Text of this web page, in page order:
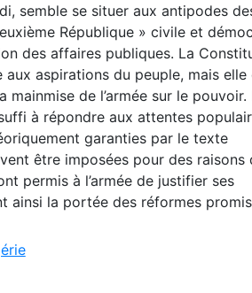
semble se situer aux antipodes
République » civile et
des affaires publiques. La
aspirations du peuple, mais elle
de l’armée sur le pouvoir.
à répondre aux attentes
garanties par le texte
être imposées pour des raisons
permis à l’armée de justifier ses
ainsi la portée des réformes